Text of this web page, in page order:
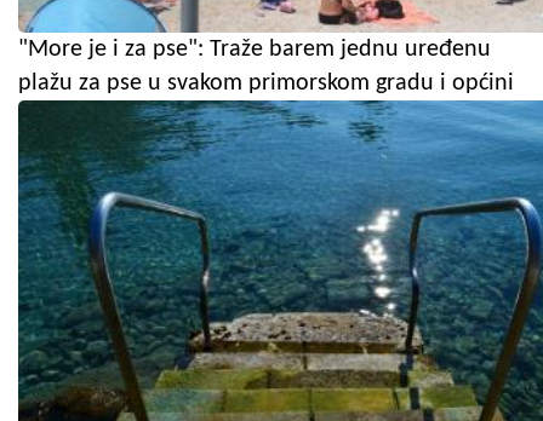
"More je i za pse": Traže barem jednu uređenu
plažu za pse u svakom primorskom gradu i općini